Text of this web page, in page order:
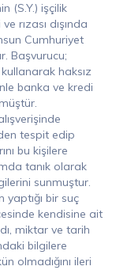
(S.Y.) işçilik
rızası dışında
Cumhuriyet
Başvurucu;
haksız
banka ve kredi
tespit edip
bu kişilere
tanık olarak
sunmuştur.
yaptığı bir suç
kendisine ait
miktar ve tarih
bilgilere
olmadığını ileri